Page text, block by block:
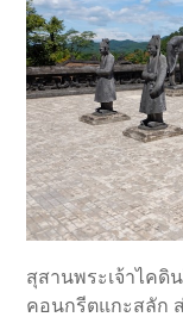
สุสานพระเจ้าไคดิ
คอนกรีตแกะสลัก